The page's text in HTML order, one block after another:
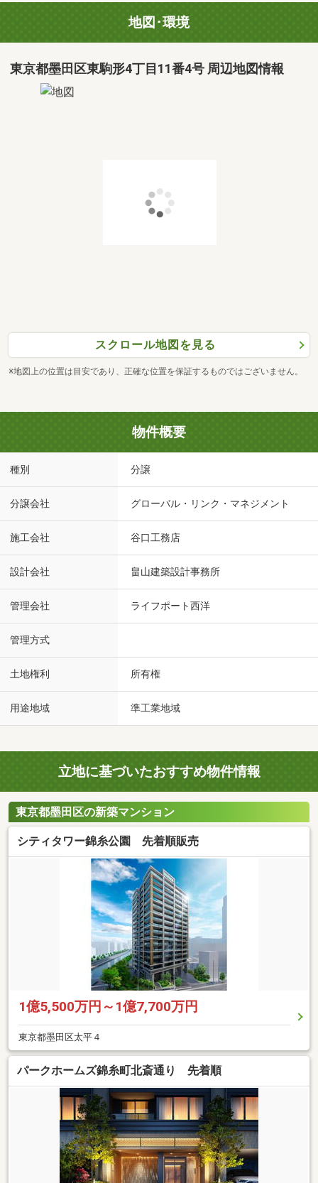
地図･環境
東京都墨田区東駒形4丁目11番4号 周辺地図情報
スクロール地図を見る
※地図上の位置は目安であり、正確な位置を保証するものではございません。
物件概要
種別 分譲
分譲会社 グローバル・リンク・マネジメント
施工会社 谷口工務店
設計会社 畠山建築設計事務所
管理会社 ライフポート西洋
管理方式
土地権利 所有権
用途地域 準工業地域
立地に基づいたおすすめ物件情報
東京都墨田区の新築マンション
シティタワー錦糸公園 先着順販売
1億5,500万円～1億7,700万円
東京都墨田区太平４
パークホームズ錦糸町北斎通り 先着順